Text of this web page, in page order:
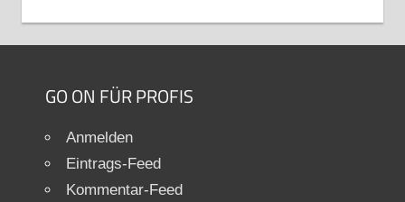
GO ON FÜR PROFIS
Anmelden
Eintrags-Feed
Kommentar-Feed